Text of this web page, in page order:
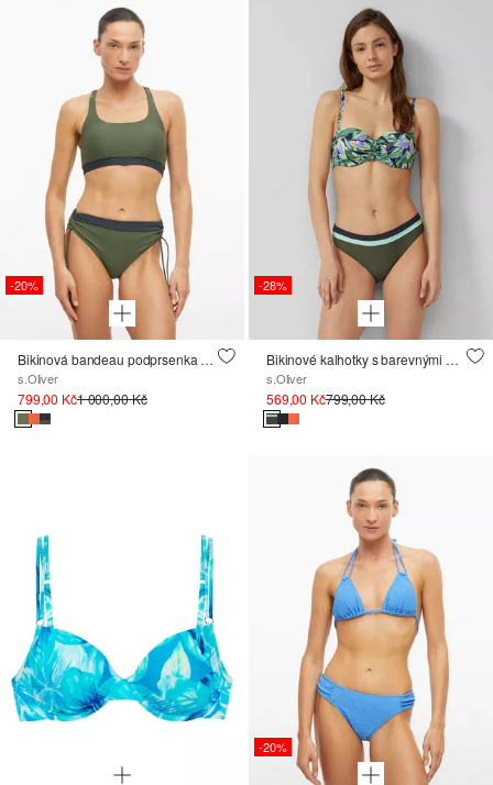
-20%
Bikinová bandeau podprsenka s barevnými bloky
s.Oliver
799,00 Kč1 000,00 Kč
-28%
Bikinové kalhotky s barevnými bloky
s.Oliver
569,00 Kč799,00 Kč
-20%